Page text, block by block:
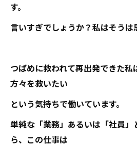
す。
言いすぎでしょうか？私はそうは
つばめに救われて再出発できた私
方々を救いたい
という気持ちで働いています。
単純な「業務」あるいは「社員」
ら、この仕事は